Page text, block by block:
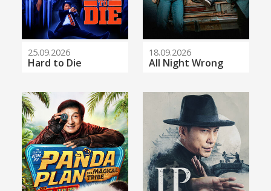
25.09.2026
Hard to Die
18.09.2026
All Night Wrong